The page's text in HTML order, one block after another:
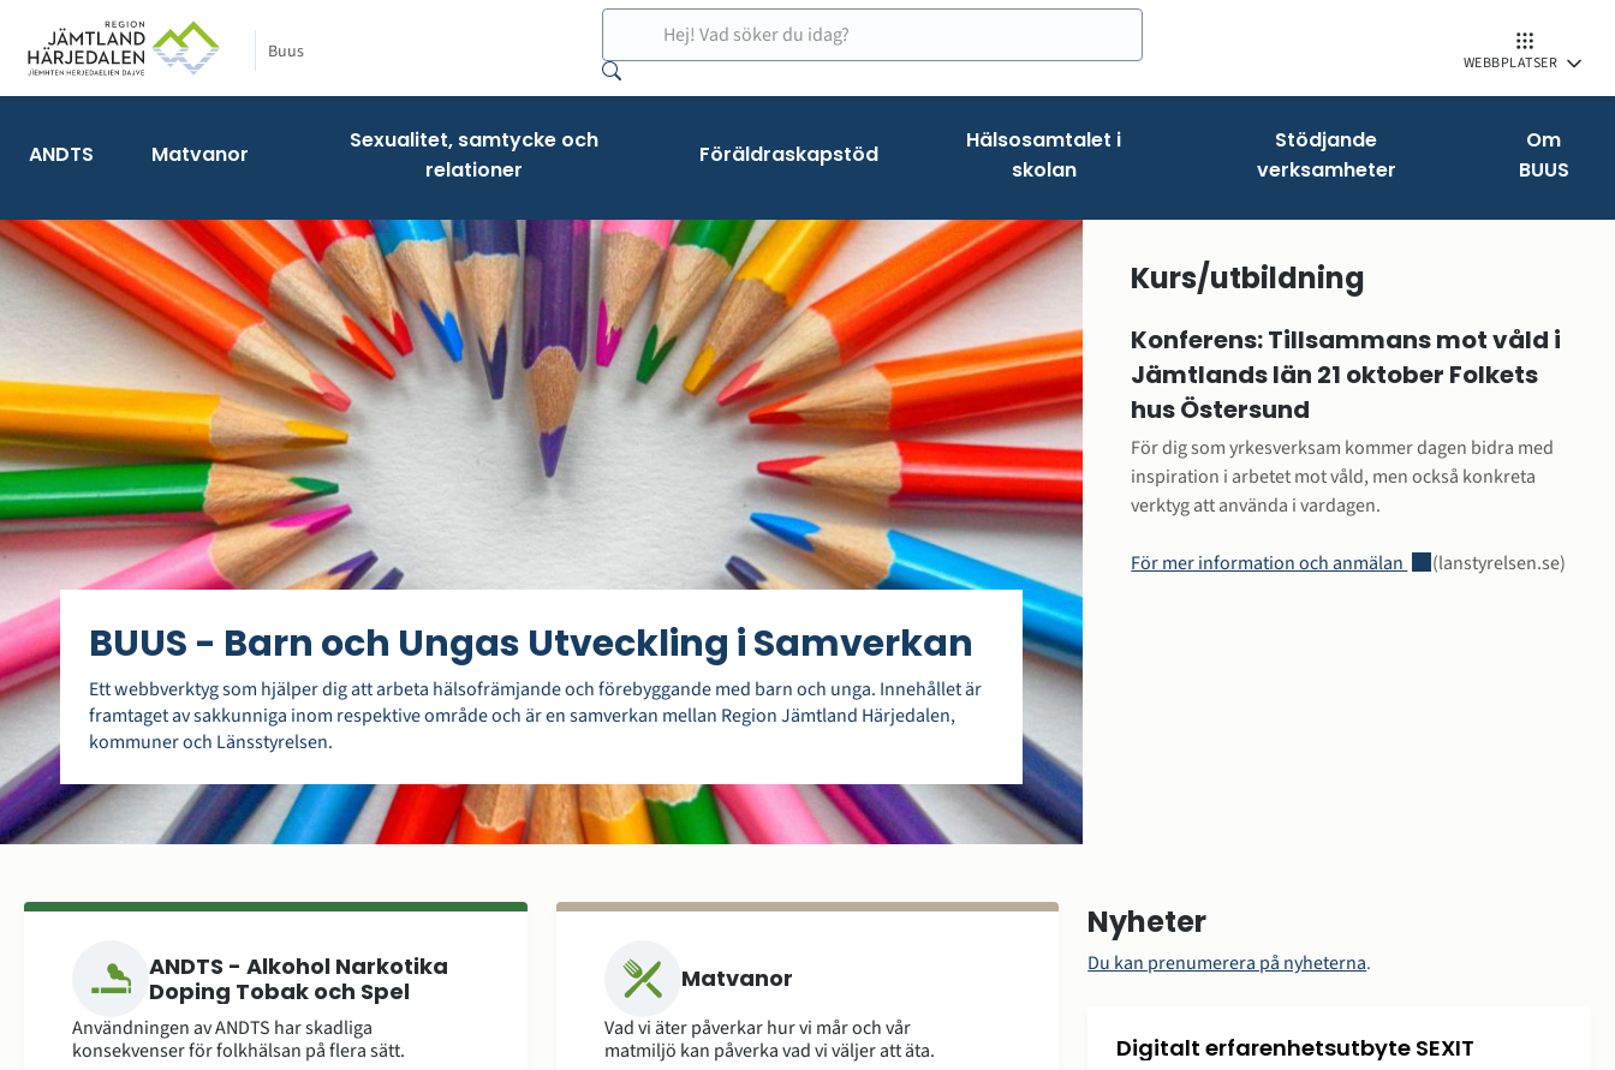
Buus WEBBPLATSER
ANDTS Matvanor
Sexualitet, samtycke och
relationer
Föräldraskapstöd
Hälsosamtalet i
skolan
Stödjande
verksamheter
Om
BUUS
BUUS - Barn och Ungas Utveckling i Samverkan
Ett webbverktyg som hjälper dig att arbeta hälsofrämjande och förebyggande med barn och unga. Innehållet är
framtaget av sakkunniga inom respektive område och är en samverkan mellan Region Jämtland Härjedalen,
kommuner och Länsstyrelsen.
Kurs/utbildning
Konferens: Tillsammans mot våld i
Jämtlands län 21 oktober Folkets
hus Östersund
För dig som yrkesverksam kommer dagen bidra med
inspiration i arbetet mot våld, men också konkreta
verktyg att använda i vardagen.
För mer information och anmälan Länk till annan
(lanstyrelsen.se)
ANDTS - Alkohol Narkotika
Doping Tobak och Spel
Användningen av ANDTS har skadliga
konsekvenser för folkhälsan på flera sätt.
Matvanor
Vad vi äter påverkar hur vi mår och vår
matmiljö kan påverka vad vi väljer att äta.
Nyheter
Du kan prenumerera på nyheterna.
Digitalt erfarenhetsutbyte SEXIT